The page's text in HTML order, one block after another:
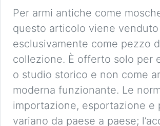
Per armi antiche come
questo articolo viene venduto
esclusivamente come pezzo
collezione. È offerto solo per
o studio storico e non come
moderna funzionante. Le
importazione, esportazione e
variano da paese a paese;